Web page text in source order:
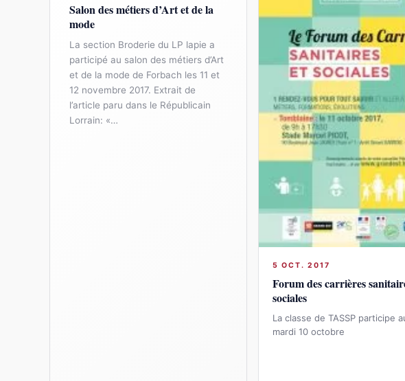
Salon des métiers d’Art et de la
mode
La section Broderie du LP lapie a
participé au salon des métiers d’Art
et de la mode de Forbach les 11 et
12 novembre 2017. Extrait de
l’article paru dans le Républicain
Lorrain: «…
5 OCT. 2017
Forum des carrières
sociales
La classe de TASSP participe
mardi 10 octobre